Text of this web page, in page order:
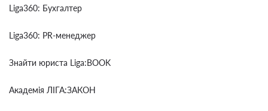
Liga360: Бухгалтер
Liga360: PR-менеджер
Знайти юриста Liga:BOOK
Академія ЛІГА:ЗАКОН